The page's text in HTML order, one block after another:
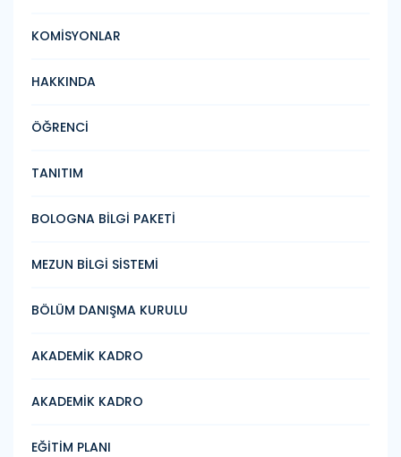
KOMİSYONLAR
HAKKINDA
ÖĞRENCİ
TANITIM
BOLOGNA BİLGİ PAKETİ
MEZUN BİLGİ SİSTEMİ
BÖLÜM DANIŞMA KURULU
AKADEMİK KADRO
AKADEMİK KADRO
EĞİTİM PLANI